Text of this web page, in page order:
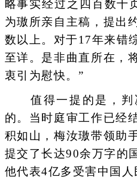
略事实经过之四百数十
为璈所亲自主稿，提出
数以上。对于17年来错
至详。是非曲直所在，
衷引为慰快。”
值得一提的是，判
的。当时庭审工作已经
积如山，梅汝璈带领助
提交了长达90余万字的
他代表4亿多受害中国人